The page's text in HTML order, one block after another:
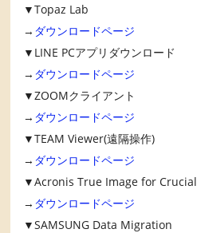
▼Topaz Lab
→ ダウンロードページ
▼LINE PCアプリダウンロード
→ ダウンロードページ
▼ZOOMクライアント
→ ダウンロードページ
▼TEAM Viewer(遠隔操作)
→ ダウンロードページ
▼Acronis True Image for Crucial
→ ダウンロードページ
▼SAMSUNG Data Migration